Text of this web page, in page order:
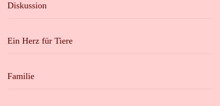
Diskussion
Ein Herz für Tiere
Familie